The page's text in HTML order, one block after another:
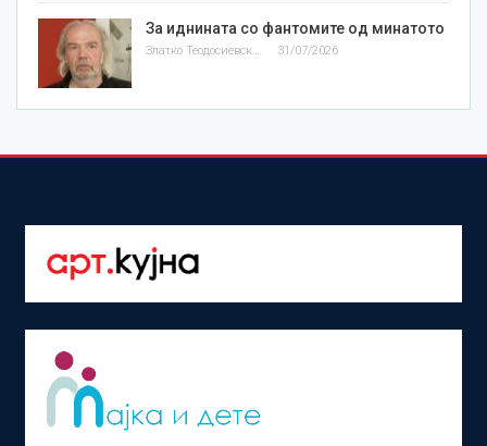
За иднината со фантомите од минатото
Златко Теодосиевски 31/07/2026